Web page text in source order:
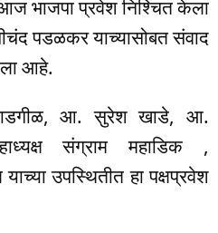
आज भाजपा प्रवेश निश्चित केला
पडळकर याच्यासोबत संवाद
आहे.
आ. सुरेश खाडे, आ.
संग्राम महाडिक ,
उपस्थितीत हा पक्षप्रवेश